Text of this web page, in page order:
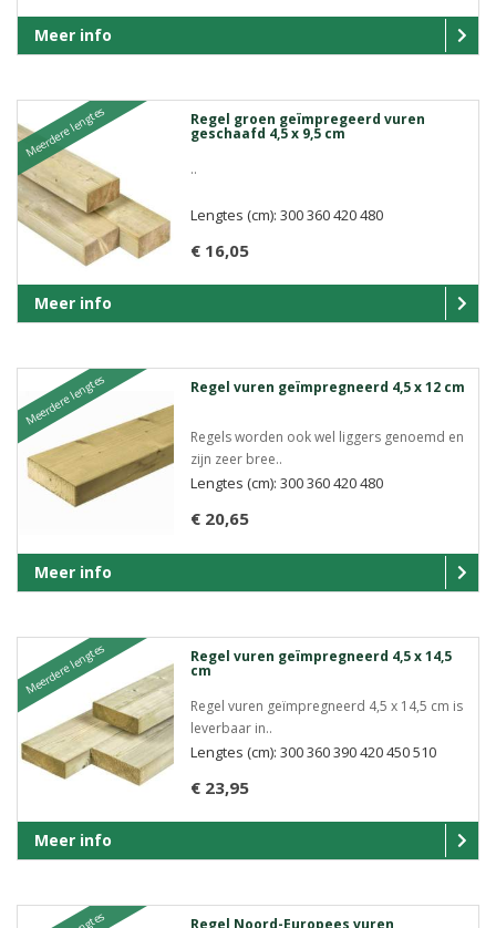
Meer info
Meerdere lengtes Regel groen geïmpregeerd vuren
geschaafd 4,5 x 9,5 cm
..
€ 16,05
Lengtes (cm): 300 360 420 480
Meer info
Meerdere lengtes Regel vuren geïmpregneerd 4,5 x 12 cm
Regels worden ook wel liggers genoemd en
zijn zeer bree..
€ 20,65
Lengtes (cm): 300 360 420 480
Meer info
Meerdere lengtes Regel vuren geïmpregneerd 4,5 x 14,5
cm
Regel vuren geïmpregneerd 4,5 x 14,5 cm is
leverbaar in..
€ 23,95
Lengtes (cm): 300 360 390 420 450 510
Meer info